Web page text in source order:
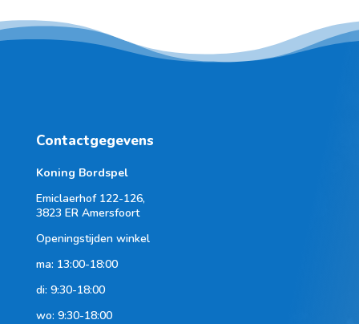
Contactgegevens
Koning Bordspel
Emiclaerhof 122-126,
3823 ER Amersfoort
Openingstijden winkel
ma: 13:00-18:00
di: 9:30-18:00
wo: 9:30-18:00